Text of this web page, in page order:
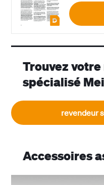
Trouvez
spécialisé
revendeur
Accessoires